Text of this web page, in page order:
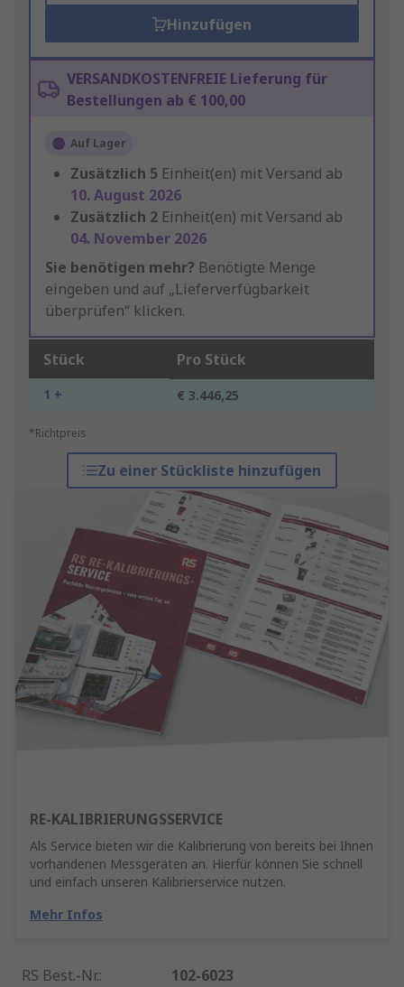
Hinzufügen
VERSANDKOSTENFREIE Lieferung für
Bestellungen ab € 100,00
Auf Lager
Zusätzlich 5 Einheit(en) mit Versand ab
10. August 2026
Zusätzlich 2 Einheit(en) mit Versand ab
04. November 2026
Sie benötigen mehr? Benötigte Menge
eingeben und auf „Lieferverfügbarkeit
überprüfen“ klicken.
Stück Pro Stück
1 + € 3.446,25
*Richtpreis
Zu einer Stückliste hinzufügen
RE-KALIBRIERUNGSSERVICE
Als Service bieten wir die Kalibrierung von bereits bei Ihnen
vorhandenen Messgeräten an. Hierfür können Sie schnell
und einfach unseren Kalibrierservice nutzen.
Mehr Infos
RS Best.-Nr.:
102-6023